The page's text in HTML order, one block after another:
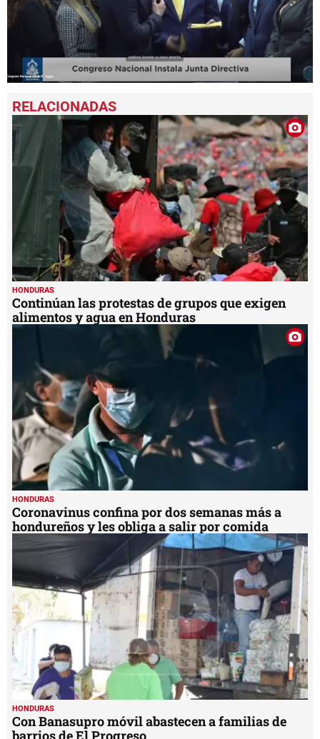
seconds
of
1
minute,
seconds
HONDURAS
Continúan las protestas de grupos que exigen
alimentos y agua en Honduras
HONDURAS
Coronavinus confina por dos semanas más a
hondureños y les obliga a salir por comida
HONDURAS
Con Banasupro móvil abastecen a familias de
barrios de El Progreso